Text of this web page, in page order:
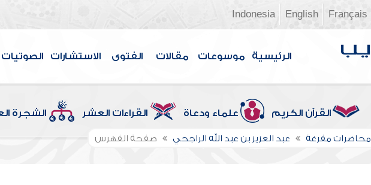
Français
English
Indonesia
الرئيسية موسوعات مقالات الفتوى الاستشارات الصوتيات
القرآن الكريم علماء ودعاة القراءات العشر الشجرة
محاضرات مفرغة عبد العزيز بن عبد الله الراجحي صفحة الفهرس